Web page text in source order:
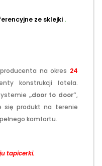
ze sklejki .
na okres 24
konstrukcji fotela.
„door to door”,
się produkt na terenie
komfortu.
tapicerki.